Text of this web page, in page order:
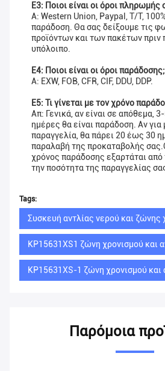
Ε3: Ποιοι είναι οι όροι πληρωμής
Α: Western Union, Paypal, T/T,
παράδοση. Θα σας δείξουμε τις
προϊόντων και των πακέτων
υπόλοιπο.
Ε4: Ποιοι είναι οι όροι παράδοσης;
Α: EXW, FOB, CFR, CIF, DDU, DDP.
Ε5: Τι γίνεται με τον χρόνο
Απ: Γενικά, αν είναι σε απόθεμα,
ημέρες θα είναι παράδοση. Αν για
παραγγελία, θα πάρει 20 έως 30
παραλαβή της προκαταβολής
χρόνος παράδοσης εξαρτάται από
την ποσότητα της παραγγελίας
Tags:
Συσκευή αντλίας νερού και ζώνης
KP15631XS1 ζώνη χρονισμού και
KP15631XS-1 ζώνη χρονισμού και
Παρόμοια